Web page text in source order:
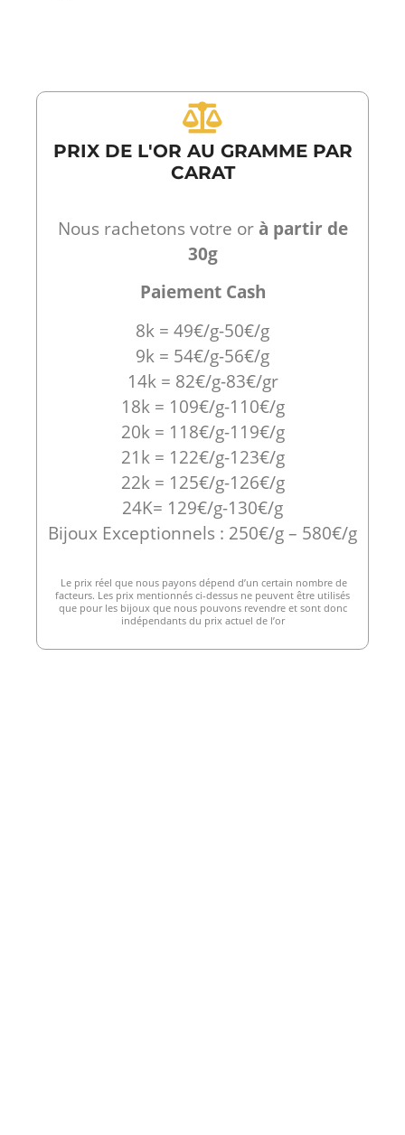
PRIX DE L'OR AU GRAMME PAR
CARAT
Nous rachetons votre orà partir de
30g
Paiement Cash
8k = 49€/g-50€/g
9k = 54€/g-56€/g
14k = 82€/g-83€/gr
18k = 109€/g-110€/g
20k = 118€/g-119€/g
21k = 122€/g-123€/g
22k = 125€/g-126€/g
24K= 129€/g-130€/g
Bijoux Exceptionnels : 250€/g – 580€/g
Le prix réel que nous payons dépend d’un certain nombre de
facteurs. Les prix mentionnés ci-dessus ne peuvent être utilisés
que pour les bijoux que nous pouvons revendre et sont donc
indépendants du prix actuel de l’or